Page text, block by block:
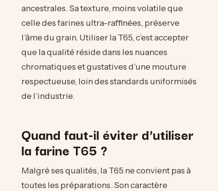
ancestrales. Sa texture, moins volatile que
celle des farines ultra-raffinées, préserve
l’âme du grain. Utiliser la T65, c’est accepter
que la qualité réside dans les nuances
chromatiques et gustatives d’une mouture
respectueuse, loin des standards uniformisés
de l’industrie.
Quand faut-il éviter d’utiliser
la farine T65 ?
Malgré ses qualités, la T65 ne convient pas à
toutes les préparations. Son caractère